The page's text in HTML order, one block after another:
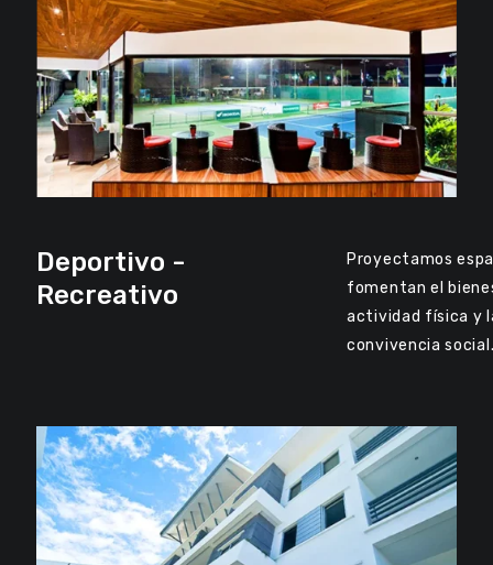
Deportivo -
Recreativo
Proyectamos
fomentan el
actividad física y
convivencia